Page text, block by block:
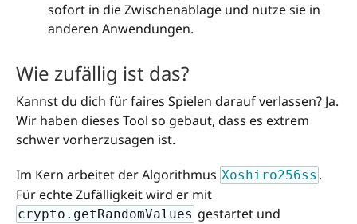
sofort in die Zwischenablage und nutze sie in
anderen Anwendungen.
Wie zufällig ist das?
Kannst du dich für faires Spielen darauf verlassen? Ja.
Wir haben dieses Tool so gebaut, dass es extrem
schwer vorherzusagen ist.
Im Kern arbeitet der Algorithmus Xoshiro256ss .
Für echte Zufälligkeit wird er mit
crypto.getRandomValues gestartet und